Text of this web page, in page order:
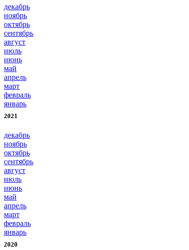
декабрь
ноябрь
октябрь
сентябрь
август
июль
июнь
май
апрель
март
февраль
январь
2021
декабрь
ноябрь
октябрь
сентябрь
август
июль
июнь
май
апрель
март
февраль
январь
2020